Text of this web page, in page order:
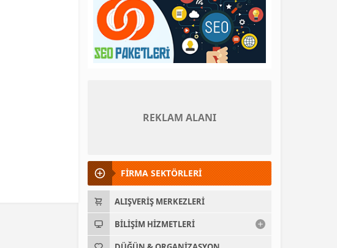
REKLAM ALANI
FİRMA SEKTÖRLERİ
ALIŞVERIŞ MERKEZLERI
BILIŞIM HIZMETLERI